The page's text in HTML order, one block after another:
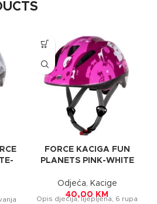
FORCE KACIGA FUN
PLANETS PINK-WHITE
Odjeća, Kacige
40,00 KM
Opis dječija, lijepljena, 6 rupa